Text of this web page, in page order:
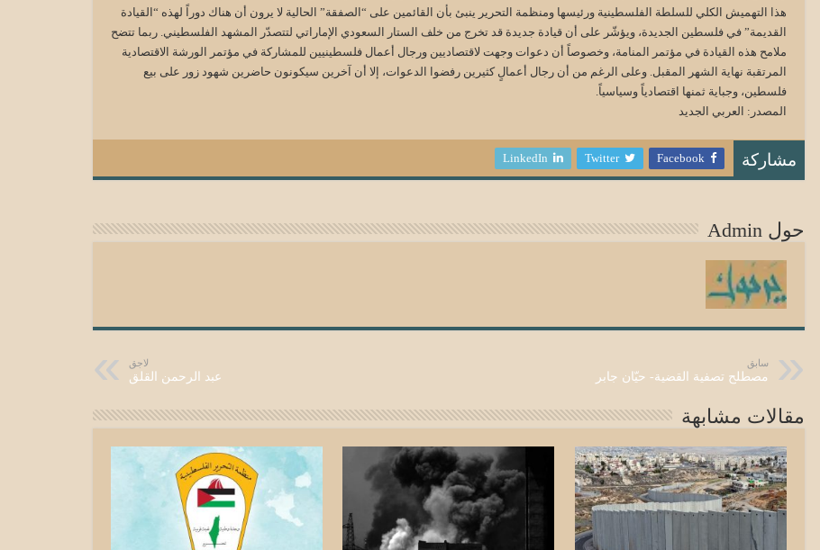
هذا التهميش الكلي للسلطة الفلسطينية ورئيسها ومنظمة التحرير ينبئ بأن القائمين على “الصفقة” الحالية لا يرون أن هناك دوراً لهذه “القيادة
القديمة” في فلسطين الجديدة، ويؤشّر على أن قيادة جديدة قد تخرج من خلف الستار السعودي الإماراتي لتتصدّر المشهد الفلسطيني. ربما تتضح
ملامح هذه القيادة في مؤتمر المنامة، وخصوصاً أن دعوات وجهت لاقتصاديين ورجال أعمال فلسطينيين للمشاركة في مؤتمر الورشة الاقتصادية
المرتقبة نهاية الشهر المقبل. وعلى الرغم من أن رجال أعمالٍ كثيرين رفضوا الدعوات، إلا أن آخرين سيكونون حاضرين شهود زور على بيع
فلسطين، وجباية ثمنها اقتصادياً وسياسياً.
المصدر: العربي الجديد
مشاركة Facebook
Twitter
LinkedIn
حول Admin
سابق
مصطلح تصفية القضية- حيّان جابر
لاجق
عبد الرحمن القلق
مقالات مشابهة